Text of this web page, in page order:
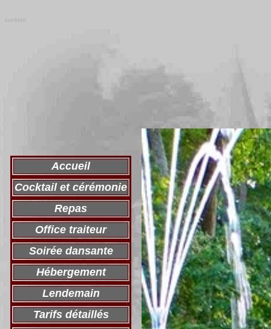
Accueil
Cocktail et cérémonie
Repas
Office traiteur
Soirée dansante
Hébergement
Lendemain
Tarifs détaillés